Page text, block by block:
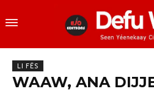
LI FËS
WAAW, ANA